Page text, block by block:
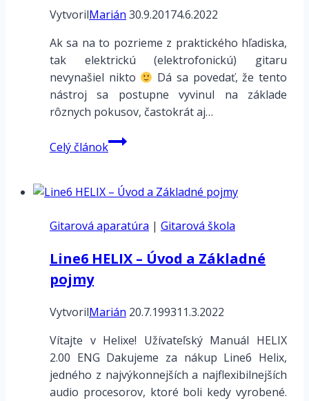
VytvorilMarián 30.9.20174.6.2022
Ak sa na to pozrieme z praktického hľadiska,
tak elektrickú (elektrofonickú) gitaru
nevynašiel nikto
Dá sa povedať, že tento
nástroj sa postupne vyvinul na základe
rôznych pokusov, častokrát aj…
Celý článokElektrická
gitara
Gitarová aparatúra | Gitarová škola
Line6 HELIX – Úvod a Základné
pojmy
VytvorilMarián 20.7.199311.3.2022
Vítajte v Helixe! Užívateľský Manuál HELIX
2.00 ENG Dakujeme za nákup Line6 Helix,
jedného z najvýkonnejších a najflexibilnejších
audio procesorov, ktoré boli kedy vyrobené.